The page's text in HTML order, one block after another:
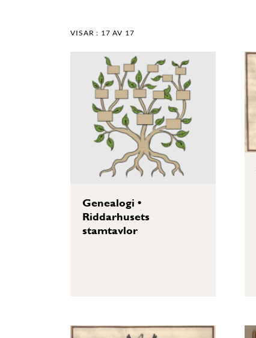
VISAR : 17 AV 17
Genealogi •
Riddarhusets
stamtavlor